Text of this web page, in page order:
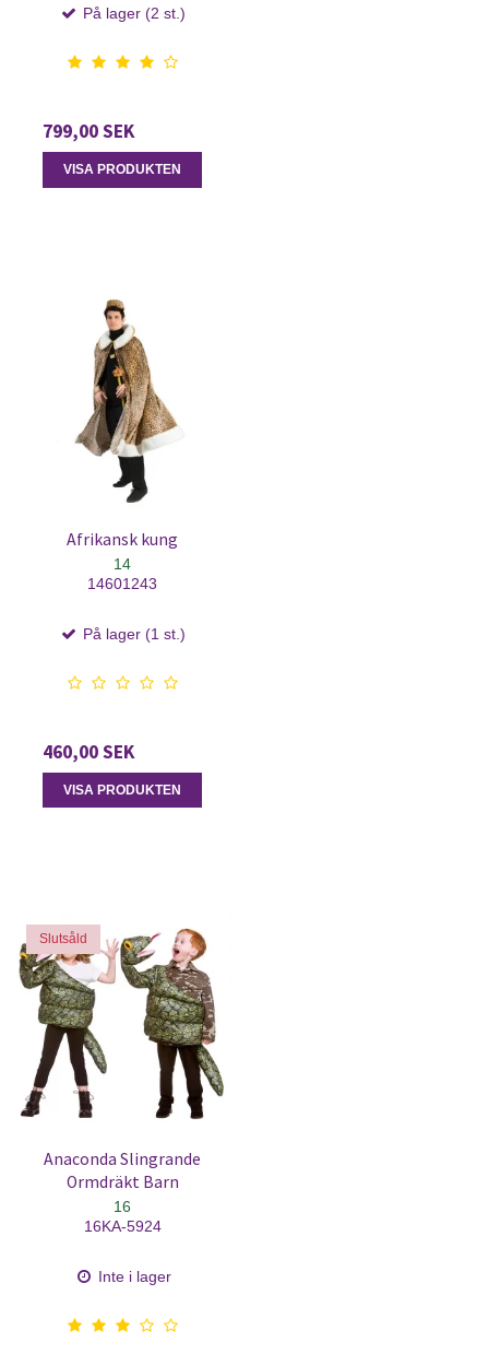
På lager (2 st.)
799,00 SEK
VISA PRODUKTEN
Afrikansk kung
14
14601243
På lager (1 st.)
460,00 SEK
VISA PRODUKTEN
Slutsåld
Anaconda Slingrande
Ormdräkt Barn
16
16KA-5924
Inte i lager